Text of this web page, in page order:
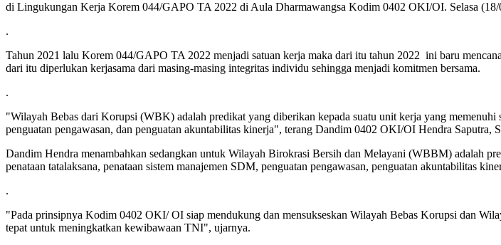
di Lingukungan Kerja Korem 044/GAPO TA 2022 di Aula Dharmawangsa Kodim 0402 OKI/OI. Selasa (18/
.
Tahun 2021 lalu Korem 044/GAPO TA 2022 menjadi satuan kerja maka dari itu tahun 2022 ini baru
dari itu diperlukan kerjasama dari masing-masing integritas individu sehingga menjadi komitmen bersama.
.
"Wilayah Bebas dari Korupsi (WBK) adalah predikat yang diberikan kepada suatu unit kerja yang memenuhi
penguatan pengawasan, dan penguatan akuntabilitas kinerja", terang Dandim 0402 OKI/OI Hendra Saputra,
Dandim Hendra menambahkan sedangkan untuk Wilayah Birokrasi Bersih dan Melayani (WBBM) adalah
penataan tatalaksana, penataan sistem manajemen SDM, penguatan pengawasan, penguatan akuntabilitas
.
"Pada prinsipnya Kodim 0402 OKI/ OI siap mendukung dan mensukseskan Wilayah Bebas Korupsi dan
tepat untuk meningkatkan kewibawaan TNI", ujarnya.